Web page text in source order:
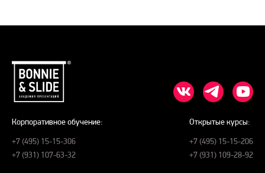
Корпоративное обучение:
+7 (495) 15-15-306
+7 (931) 107-63-32
Открытые курсы:
+7 (495) 15-15-206
+7 (931) 109-28-92